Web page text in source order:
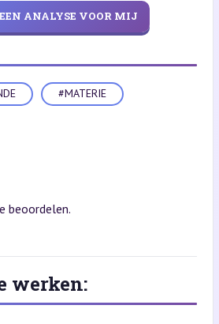
ANALYSE VOOR MIJ
#MATERIE
beoordelen.
werken: